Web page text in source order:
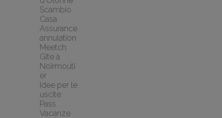
Scambio
Casa
Assurance
annulation
Meetch
Gîte à
Noirmouti
er
Idee per le
uscite:
Pass
Vacanze